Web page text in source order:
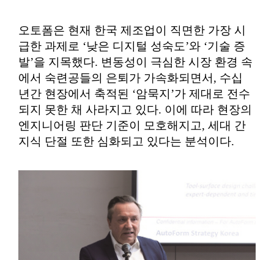
오토폼은 현재 한국 제조업이 직면한 가장 시
급한 과제로 ‘낮은 디지털 성숙도’와 ‘기술 증
발’을 지목했다. 변동성이 극심한 시장 환경 속
에서 숙련공들의 은퇴가 가속화되면서, 수십
년간 현장에서 축적된 ‘암묵지’가 제대로 전수
되지 못한 채 사라지고 있다. 이에 따라 현장의
엔지니어링 판단 기준이 모호해지고, 세대 간
지식 단절 또한 심화되고 있다는 분석이다.